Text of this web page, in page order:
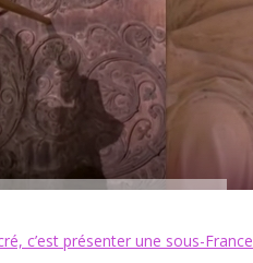
c’est présenter une sous-France